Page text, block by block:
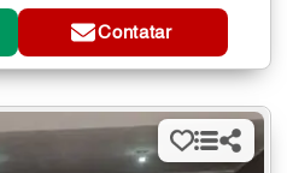
Contatar